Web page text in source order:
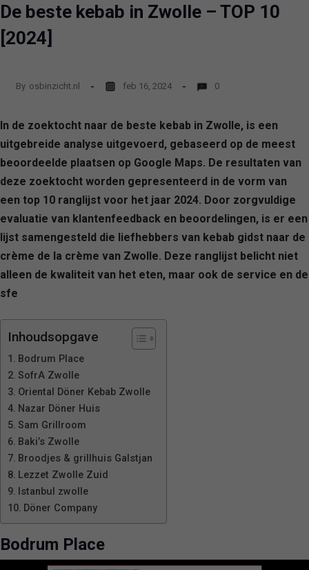
De beste kebab in Zwolle – TOP 10
[2024]
By osbinzicht.nl feb 16, 2024 0
In de zoektocht naar de beste kebab in Zwolle, is een
uitgebreide analyse uitgevoerd, gebaseerd op de meest
beoordeelde plaatsen op Google Maps. De resultaten van
deze zoektocht worden gepresenteerd in de vorm van
een top 10 ranglijst voor het jaar 2024. Door zorgvuldige
evaluatie van klantenfeedback en beoordelingen, is er een
lijst samengesteld die liefhebbers van kebab gidst naar de
crème de la crème van Zwolle. Deze ranglijst belicht niet
alleen de kwaliteit van het eten, maar ook de service en de
sfe
Inhoudsopgave
Bodrum Place
SofrA Zwolle
Oriental Döner Kebab Zwolle
Nazar Döner Huis
Sam Grillroom
Baki’s Zwolle
Broodjes & grillhuis Galstjan
Lezzet Zwolle Zuid
Istanbul zwolle
Döner Company
Bodrum Place